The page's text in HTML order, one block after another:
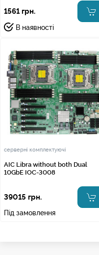
1561 грн.
В наявності
серверні комплектуючі
AIC Libra without both Dual
10GbE IOC-3008
39015 грн.
Під замовлення